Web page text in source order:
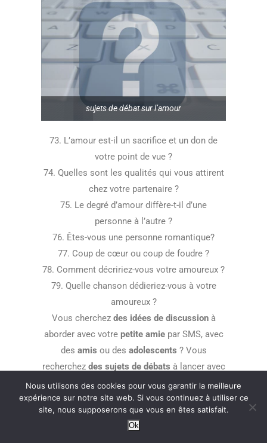
sujets de débat sur l’amour
73. L’amour est-il un sacrifice et un don de
votre point de vue ?
74. Quelles sont les qualités qui vous attirent
chez votre partenaire ?
75. Le degré d’amour diffère-t-il d’une
personne à l’autre ?
76. Êtes-vous une personne romantique?
77. Coup de cœur ou coup de foudre ?
78. Comment décririez-vous votre amoureux ?
79. Quelle chanson dédieriez-vous à votre
amoureux ?
Vous cherchez des idées de discussionà
aborder avec votre petite amiepar SMS, avec
des amis ou des adolescents ? Vous
recherchez des sujets de débats à lancer avec
votrepartenaire? Découvrez nosmeilleures
suggestionsde conversations variées, avec
plus de 50 sujets !
Nous utilisons des cookies pour vous garantir la meilleure
expérience sur notre site web. Si vous continuez à utiliser ce
site, nous supposerons que vous en êtes satisfait.
Ok